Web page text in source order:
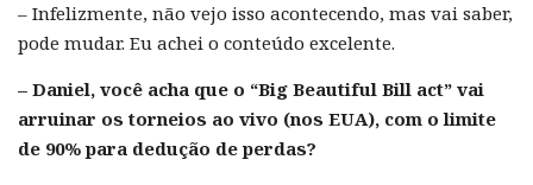
– Infelizmente, não vejo isso acontecendo, mas vai saber,
pode mudar. Eu achei o conteúdo excelente.
– Daniel, você acha que o “Big Beautiful Bill act” vai
arruinar os torneios ao vivo (nos EUA), com o limite
de 90% para dedução de perdas?